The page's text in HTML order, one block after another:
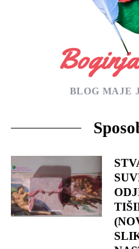
BLOG MAJE